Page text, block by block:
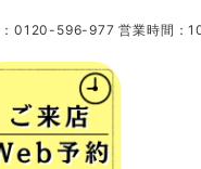
0120-596-977 営業時間：